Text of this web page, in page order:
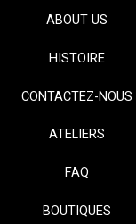
ABOUT US
HISTOIRE
CONTACTEZ-NOUS
ATELIERS
FAQ
BOUTIQUES